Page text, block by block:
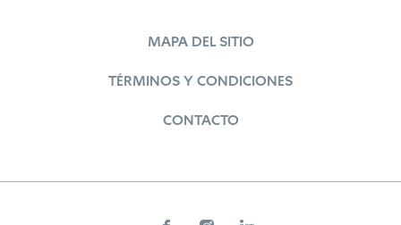
MAPA DEL SITIO
TÉRMINOS Y CONDICIONES
CONTACTO